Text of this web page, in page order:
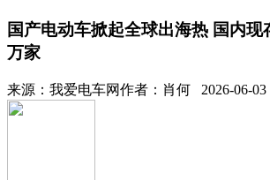
国产电动车掀起全球出海热 国内现
万家
来源： 我爱电车网作者： 肖何 2026-06-03